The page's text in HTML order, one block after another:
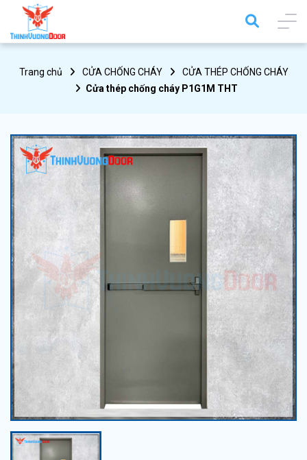
Trang chủ CỬA CHỐNG CHÁY
CỬA THÉP CHỐNG CHÁY
Cửa thép chống cháy P1G1M THT